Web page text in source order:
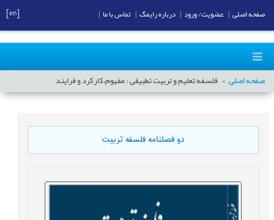
صفحه اصلی فلسفه تعلیم و تربیت تطبیقی : مفهوم،کارکرد و فرایند
دو فصلنامه فلسفه تربیت
صفحه اصلی عضویت/ ورود درباره رایمگ تماس با ما